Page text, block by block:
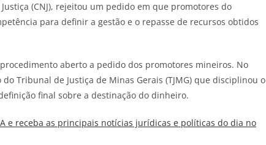
(CNJ), rejeitou um pedido em que promotores do
para definir a gestão e o repasse de recursos obtidos
aberto a pedido dos promotores mineiros. No
Tribunal de Justiça de Minas Gerais (TJMG) que disciplinou o
final sobre a destinação do dinheiro.
e receba as principais notícias jurídicas e políticas do dia no